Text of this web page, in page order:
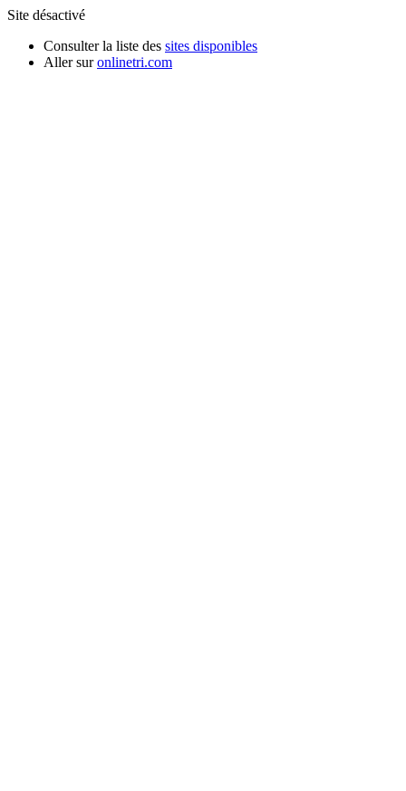
Site désactivé
Consulter la liste des sites disponibles
Aller suronlinetri.com